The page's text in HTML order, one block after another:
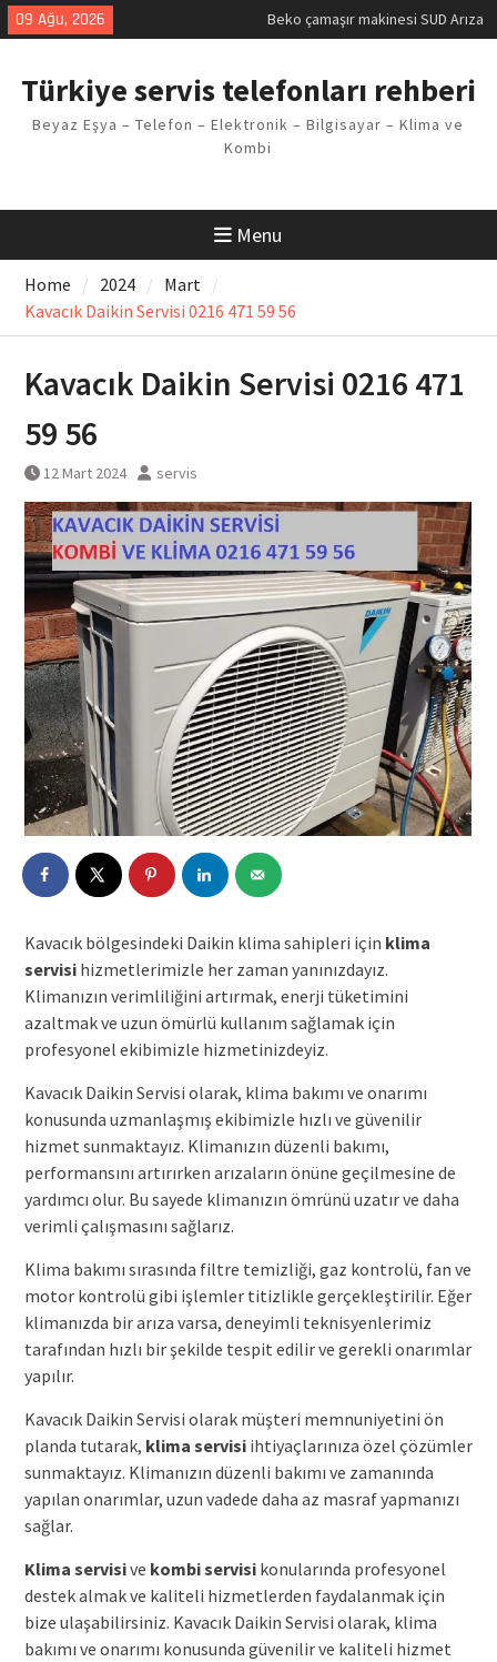
Skip
to
09 Ağu, 2026
Beko çamaşır makinesi SUD Arıza
Kodu
Kodu
Arızası Çözümü
E02 Arıza Kodu Regal kombi
Viessmann kombi F3 Hatası
Çözüm Yöntemleri
Türkiye servis telefonları rehberi
Beyaz Eşya – Telefon – Elektronik – Bilgisayar – Klima ve
Kombi
Menu
Home 2024
Mart
Kavacık Daikin Servisi 0216 471 59 56
Kavacık Daikin Servisi 0216 471
59 56
12 Mart 2024 servis
Kavacık bölgesindeki Daikin klima sahipleri için klima
servisihizmetlerimizle her zaman yanınızdayız.
Klimanızın verimliliğini artırmak, enerji tüketimini
azaltmak ve uzun ömürlü kullanım sağlamak için
profesyonel ekibimizle hizmetinizdeyiz.
Kavacık Daikin Servisi olarak, klima bakımı ve onarımı
konusunda uzmanlaşmış ekibimizle hızlı ve güvenilir
hizmet sunmaktayız. Klimanızın düzenli bakımı,
performansını artırırken arızaların önüne geçilmesine de
yardımcı olur. Bu sayede klimanızın ömrünü uzatır ve daha
verimli çalışmasını sağlarız.
Klima bakımı sırasında filtre temizliği, gaz kontrolü, fan ve
motor kontrolü gibi işlemler titizlikle gerçekleştirilir. Eğer
klimanızda bir arıza varsa, deneyimli teknisyenlerimiz
tarafından hızlı bir şekilde tespit edilir ve gerekli onarımlar
yapılır.
Kavacık Daikin Servisi olarak müşteri memnuniyetini ön
planda tutarak, klima servisiihtiyaçlarınıza özel çözümler
sunmaktayız. Klimanızın düzenli bakımı ve zamanında
yapılan onarımlar, uzun vadede daha az masraf yapmanızı
sağlar.
Klima servisive kombi servisikonularında profesyonel
destek almak ve kaliteli hizmetlerden faydalanmak için
bize ulaşabilirsiniz. Kavacık Daikin Servisi olarak, klima
bakımı ve onarımı konusunda güvenilir ve kaliteli hizmet